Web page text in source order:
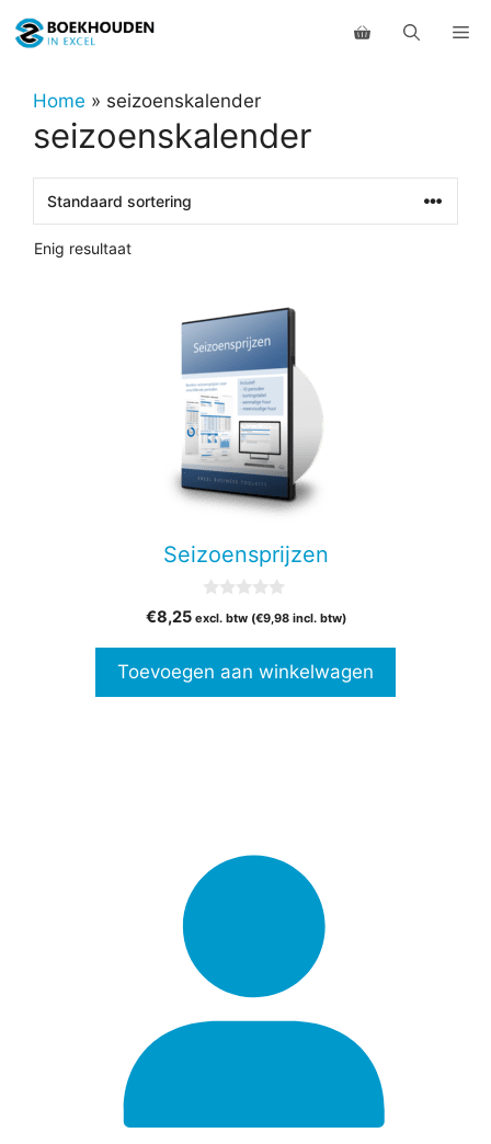
naar
inhoudHome » seizoenskalender
seizoenskalender
Enig resultaat
Seizoensprijzen
v
5
€8,25 excl. btw (€9,98incl. btw)
Toevoegen aan winkelwagen